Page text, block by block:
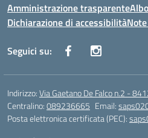
Amministrazione trasparente
Dichiarazione di accessibilità
Seguici su:
Indirizzo:Via Gaetano De Falco n.2 -
Centralino:089236665 Email:
Posta elettronica certificata (PEC):